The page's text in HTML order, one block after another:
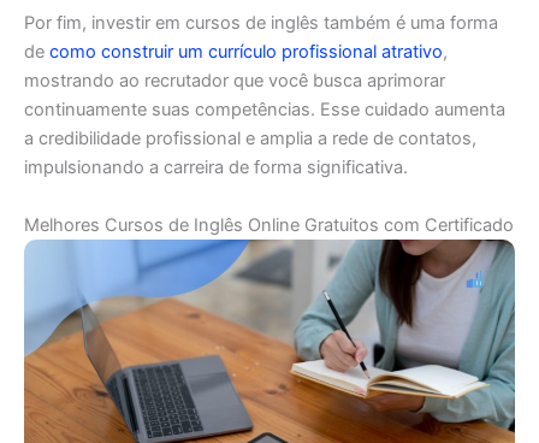
Por fim, investir em cursos de inglês também é uma forma
de como construir um currículo profissional atrativo,
mostrando ao recrutador que você busca aprimorar
continuamente suas competências. Esse cuidado aumenta
a credibilidade profissional e amplia a rede de contatos,
impulsionando a carreira de forma significativa.
Melhores Cursos de Inglês Online Gratuitos com Certificado